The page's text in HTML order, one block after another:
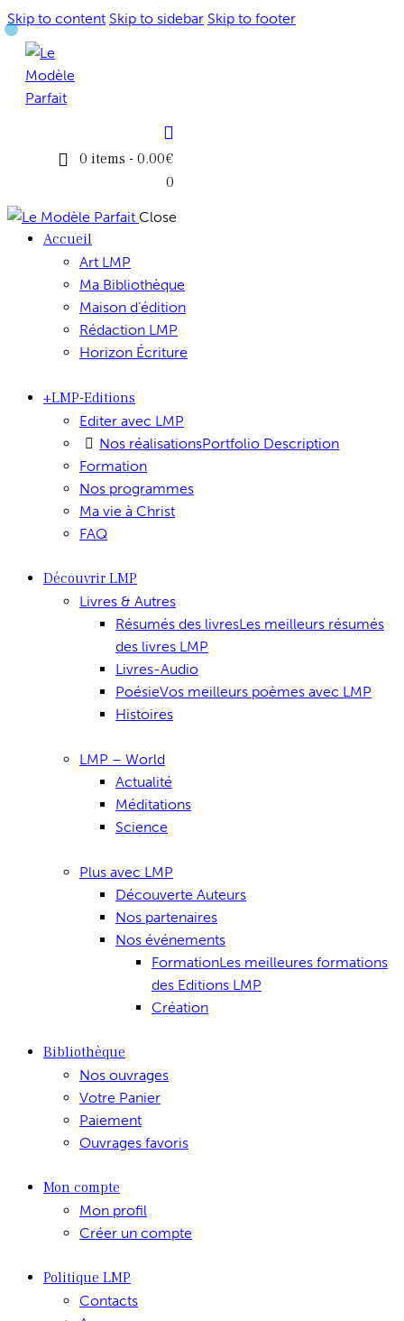
Skip to content Skip to sidebar Skip to footer
0 items - 0.00€
0
Close
Accueil
Art LMP
Ma Bibliothèque
Maison d’édition
Rédaction LMP
Horizon Écriture
+LMP-Editions
Editer avec LMP
Nos réalisationsPortfolio Description
Formation
Nos programmes
Ma vie à Christ
FAQ
Découvrir LMP
Livres & Autres
Résumés des livresLes meilleurs résumés
des livres LMP
Livres-Audio
PoésieVos meilleurs poèmes avec LMP
Histoires
LMP – World
Actualité
Méditations
Science
Plus avec LMP
Découverte Auteurs
Nos partenaires
Nos événements
FormationLes meilleures formations
des Editions LMP
Création
Bibliothèque
Nos ouvrages
Votre Panier
Paiement
Ouvrages favoris
Mon compte
Mon profil
Créer un compte
Politique LMP
Contacts